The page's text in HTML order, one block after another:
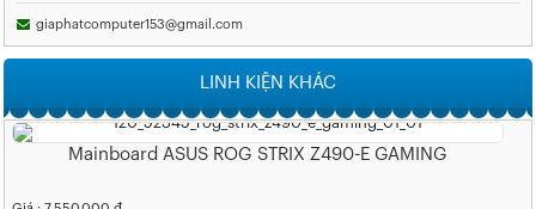
giaphatcomputer153@gmail.com
LINH KIỆN KHÁC
Mainboard ASUS ROG STRIX Z490-E GAMING